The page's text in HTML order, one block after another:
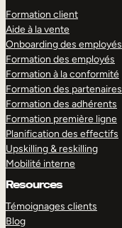
Formation client
Aide à la vente
Onboarding des employés
Formation des employés
Formation à la conformité
Formation des partenaires
Formation des adhérents
Formation première ligne
Planification des effectifs
Upskilling & reskilling
Mobilité interne
Resources
Témoignages clients
Blog